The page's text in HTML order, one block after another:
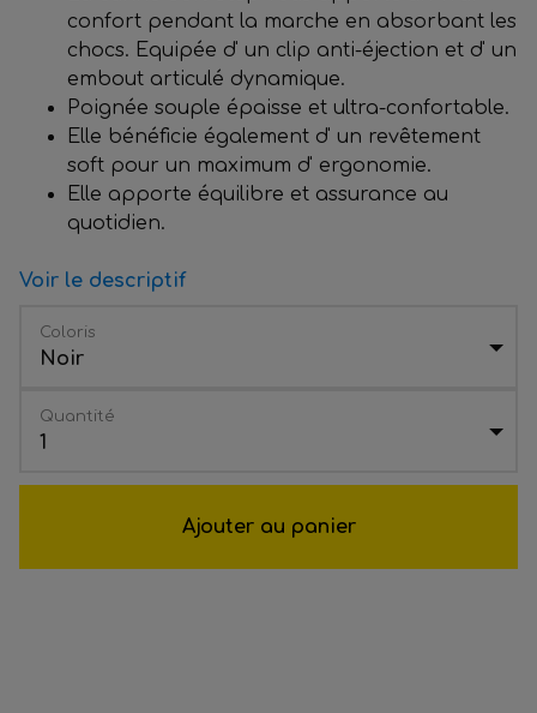
confort pendant la marche en absorbant les
chocs. Equipée d' un clip anti-éjection et d' un
embout articulé dynamique.
Poignée souple épaisse et ultra-confortable.
Elle bénéficie également d' un revêtement
soft pour un maximum d' ergonomie.
Elle apporte équilibre et assurance au
quotidien.
Voir le descriptif
Coloris
Noir
Quantité
1
Ajouter au panier